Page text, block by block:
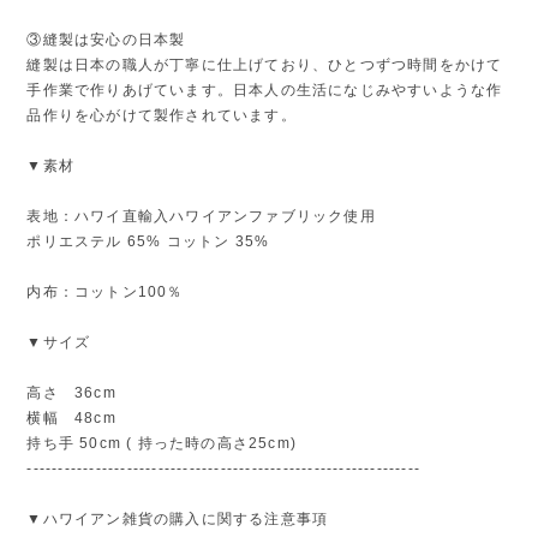
③縫製は安心の日本製
縫製は日本の職人が丁寧に仕上げており、ひとつずつ時間をかけて
手作業で作りあげています。日本人の生活になじみやすいような作
品作りを心がけて製作されています。
▼素材
表地：ハワイ直輸入ハワイアンファブリック使用
ポリエステル 65% コットン 35%
内布：コットン100％
▼サイズ
高さ 36cm
横幅 48cm
持ち手 50cm ( 持った時の高さ25cm)
---------------------------------------------------------------
▼ハワイアン雑貨の購入に関する注意事項